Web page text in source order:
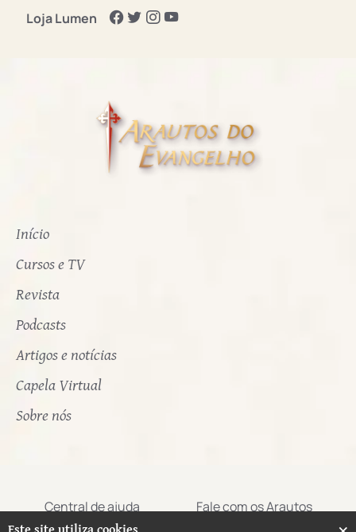
Loja Lumen
Início
Cursos e TV
Revista
Podcasts
Artigos e notícias
Capela Virtual
Sobre nós
Central de ajuda Fale com os Arautos